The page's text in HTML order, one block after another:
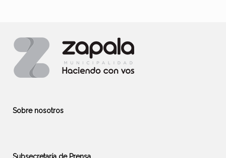
Sobre nosotros
Subsecretaría de Prensa